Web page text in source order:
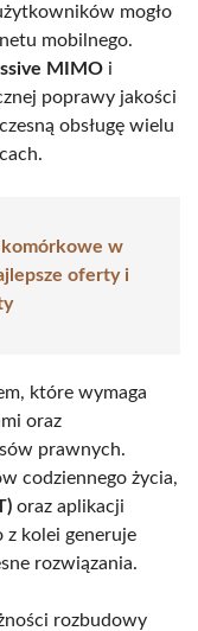
mogło
mobilnego.
MIMO i
poprawy jakości
obsługę wielu
komórkowe w
oferty i
które wymaga
oraz
prawnych.
codziennego życia,
oraz aplikacji
z kolei generuje
rozwiązania.
rozbudowy